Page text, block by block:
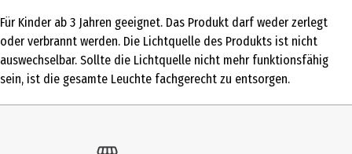
Produkttyp
Kleinspielzeug
Altersempfehlung ab
Für Kinder ab 3 Jahren geeignet. Das Produkt darf weder zerlegt
oder verbrannt werden. Die Lichtquelle des Produkts ist nicht
auswechselbar. Sollte die Lichtquelle nicht mehr funktionsfähig
sein, ist die gesamte Leuchte fachgerecht zu entsorgen.